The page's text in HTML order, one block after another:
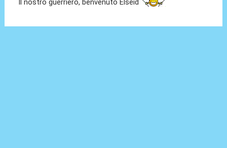
Il nostro guerriero, benvenuto Elseid